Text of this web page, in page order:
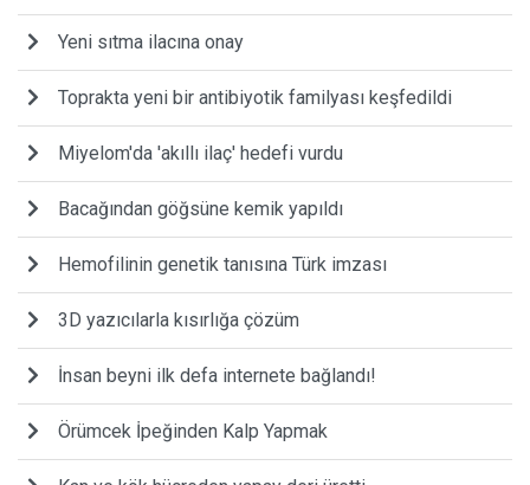
Yeni sıtma ilacına onay
Toprakta yeni bir antibiyotik familyası keşfedildi
Miyelom'da 'akıllı ilaç' hedefi vurdu
Bacağından göğsüne kemik yapıldı
Hemofilinin genetik tanısına Türk imzası
3D yazıcılarla kısırlığa çözüm
İnsan beyni ilk defa internete bağlandı!
Örümcek İpeğinden Kalp Yapmak